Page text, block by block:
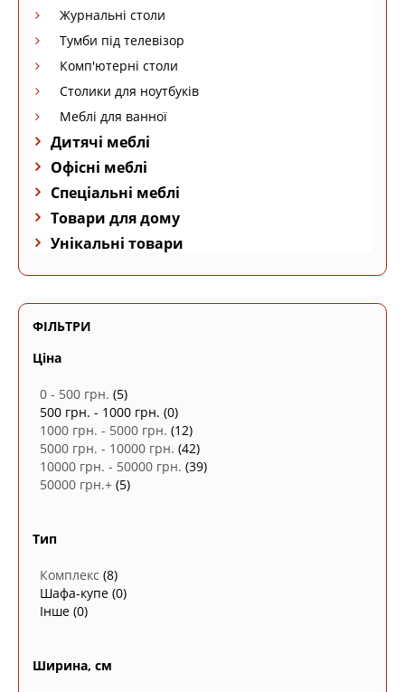
Журнальні столи
Тумби під телевізор
Комп'ютерні столи
Столики для ноутбуків
Меблі для ванної
Дитячі меблі
Офісні меблі
Спеціальні меблі
Товари для дому
Унікальні товари
ФІЛЬТРИ
Ціна
0 - 500 грн. (5)
500 грн. - 1000 грн. (0)
1000 грн. - 5000 грн. (12)
5000 грн. - 10000 грн. (42)
10000 грн. - 50000 грн. (39)
50000 грн.+ (5)
Тип
Комплекс (8)
Шафа-купе (0)
Інше (0)
Ширина, см